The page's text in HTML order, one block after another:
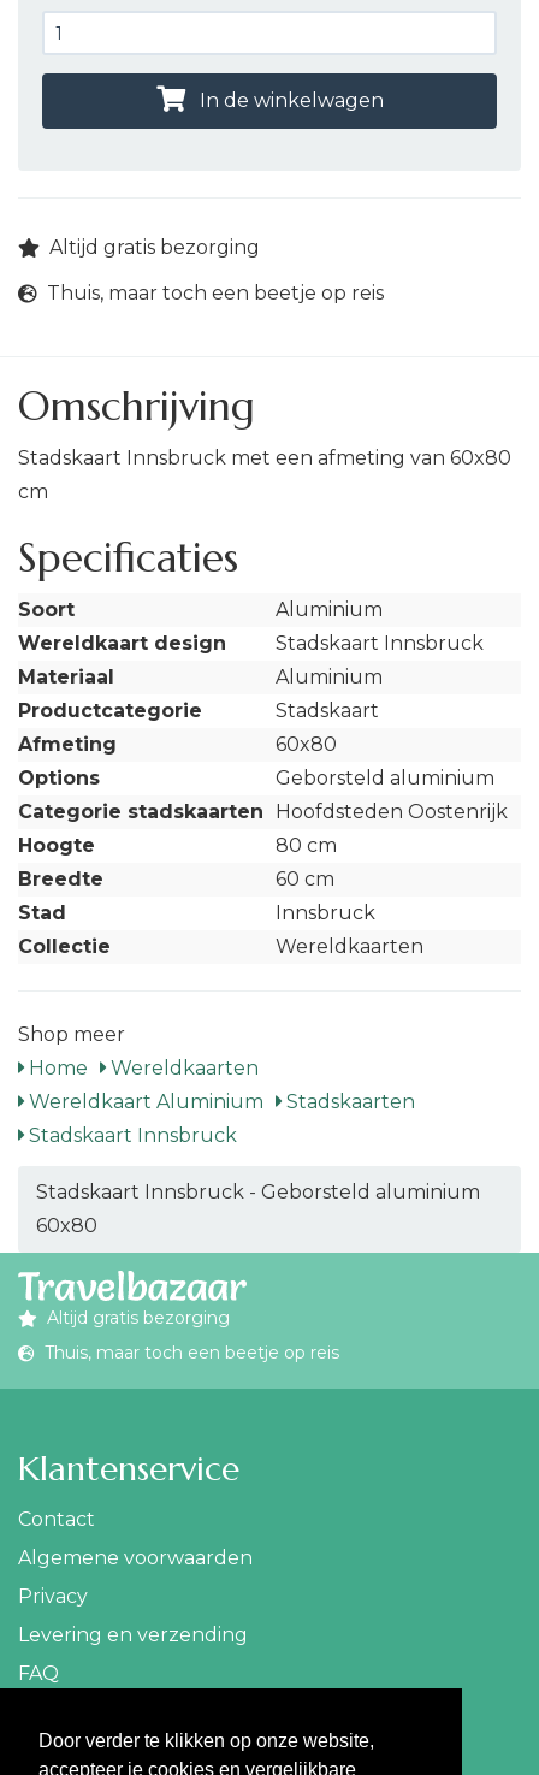
Door verder te klikken op onze website,
accepteer je cookies en vergelijkbare
In de winkelwagen
Altijd gratis bezorging
Thuis, maar toch een beetje op reis
Omschrijving
Stadskaart Innsbruck met een afmeting van 60x80
cm
Specificaties
Soort
Aluminium
Wereldkaart design
Stadskaart Innsbruck
Materiaal
Aluminium
Productcategorie
Stadskaart
Afmeting
60x80
Options
Geborsteld aluminium
Categorie stadskaarten
Hoofdsteden Oostenrijk
Hoogte
80 cm
Breedte
60 cm
Stad
Innsbruck
Collectie
Wereldkaarten
Shop meer
Home
Wereldkaarten
Wereldkaart Aluminium
Stadskaarten
Stadskaart Innsbruck
Stadskaart Innsbruck - Geborsteld aluminium
60x80
Altijd gratis bezorging
Thuis, maar toch een beetje op reis
Klantenservice
Contact
Algemene voorwaarden
Privacy
Levering en verzending
FAQ
Contact